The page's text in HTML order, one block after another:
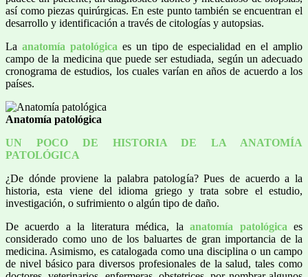
así como piezas quirúrgicas. En este punto también se encuentran el
desarrollo y identificación a través de citologías y autopsias.
La anatomía patológica es un tipo de especialidad en el amplio
campo de la medicina que puede ser estudiada, según un adecuado
cronograma de estudios, los cuales varían en años de acuerdo a los
países.
Anatomía patológica
UN POCO DE HISTORIA DE LA ANATOMÍA
PATOLÓGICA
¿De dónde proviene la palabra patología? Pues de acuerdo a la
historia, esta viene del idioma griego y trata sobre el estudio,
investigación, o sufrimiento o algún tipo de daño.
De acuerdo a la literatura médica, laanatomía patológica es
considerado como uno de los baluartes de gran importancia de la
medicina. Asimismo, es catalogada como una disciplina o un campo
de nivel básico para diversos profesionales de la salud, tales como